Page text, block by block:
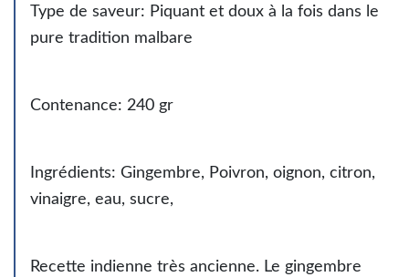
Type de saveur: Piquant et doux à la fois dans le
pure tradition malbare
Contenance: 240 gr
Ingrédients: Gingembre, Poivron, oignon, citron,
vinaigre, eau, sucre,
Recette indienne très ancienne. Le gingembre